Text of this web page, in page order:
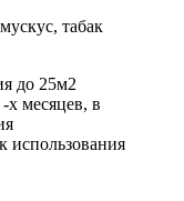
табак
до 25м2
х месяцев, в
использования